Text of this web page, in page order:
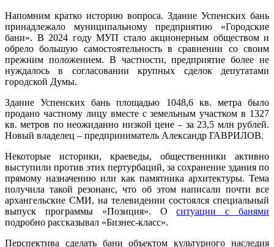
Напомним кратко историю вопроса. Здание Успенских бань
принадлежало муниципальному предприятию «Городские
бани». В 2024 году МУП стало акционерным обществом и
обрело большую самостоятельность в сравнении со своим
прежним положением. В частности, предприятие более не
нуждалось в согласовании крупных сделок депутатами
городской Думы.
Здание Успенских бань площадью 1048,6 кв. метра было
продано частному лицу вместе с земельным участком в 1327
кв. метров по неожиданно низкой цене – за 23,5 млн рублей.
Новый владелец – предприниматель Александр ГАВРИЛОВ.
Некоторые историки, краеведы, общественники активно
выступили против этих пертурбаций, за сохранение здания по
прямому назначению или как памятника архитектуры. Тема
получила такой резонанс, что об этом написали почти все
архангельские СМИ, на телевидении состоялся специальный
выпуск программы «Позиция». Оситуации с банями
подробно рассказывал «Бизнес-класс».
Перспектива сделать бани объектом культурного наследия